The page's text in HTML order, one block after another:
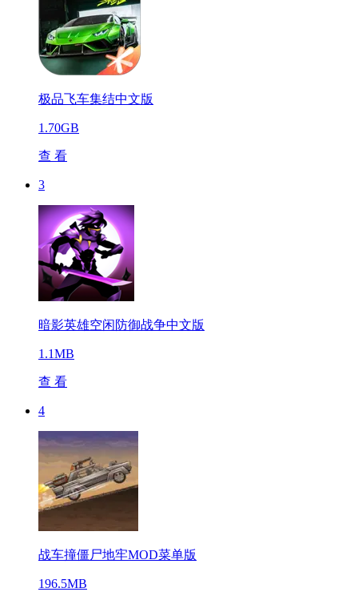
极品飞车集结中文版
1.70GB
查 看
3
暗影英雄空闲防御战争中文版
1.1MB
查 看
4
战车撞僵尸地牢MOD菜单版
196.5MB